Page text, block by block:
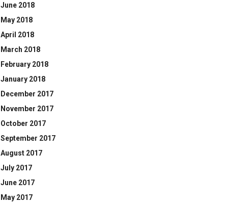
June 2018
May 2018
April 2018
March 2018
February 2018
January 2018
December 2017
November 2017
October 2017
September 2017
August 2017
July 2017
June 2017
May 2017